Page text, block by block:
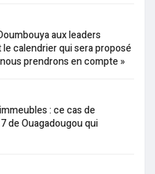
aux leaders
le calendrier qui sera proposé
prendrons en compte »
: ce cas de
de Ouagadougou qui